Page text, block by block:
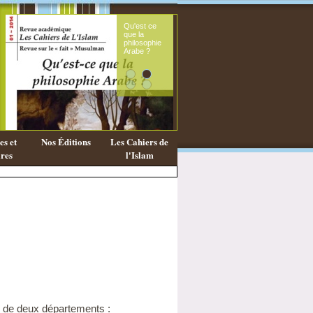
Qu'est ce
que la
philosophie
Arabe ?
et
Nos Éditions
Les Cahiers de
l'Islam
deux départements :